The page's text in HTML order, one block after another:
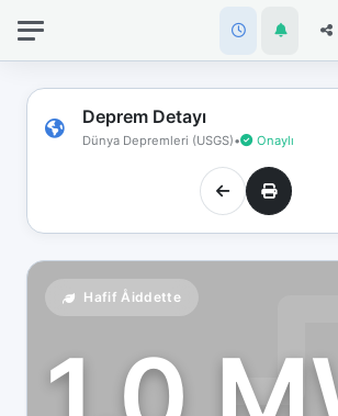
Deprem Detayı
Dünya Depremleri (USGS)• Onaylı
Hafif Åiddette
bağlantınız
koptu!
Çevrimdışı
moddasınız.